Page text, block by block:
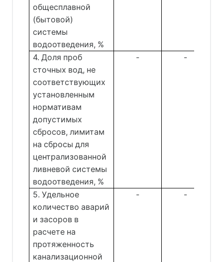
общесплавной
(бытовой)
системы
водоотведения, %
4. Доля проб
сточных вод, не
соответствующих
установленным
нормативам
допустимых
сбросов, лимитам
на сбросы для
централизованной
ливневой системы
водоотведения, %
- -
5. Удельное
количество аварий
и засоров в
расчете на
протяженность
канализационной
- -